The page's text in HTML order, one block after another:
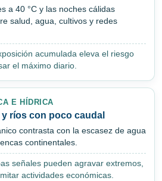
a 40 °C y las noches cálidas
salud, agua, cultivos y redes
acumulada eleva el riesgo
el máximo diario.
E HÍDRICA
ríos con poco caudal
contrasta con la escasez de agua
continentales.
señales pueden agravar extremos,
actividades económicas.